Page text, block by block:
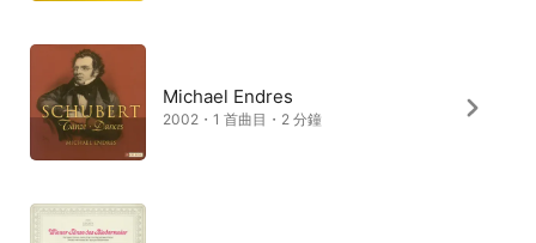
Michael Endres
2002・1 首曲目・2 分鐘